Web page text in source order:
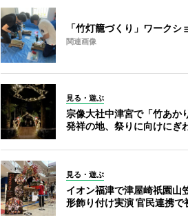
「竹灯籠づくり」ワークシ
関連画像
見る・遊ぶ
宗像大社中津宮で「竹あか
発祥の地、祭りに向けにぎ
見る・遊ぶ
イオン福津で津屋崎祇園山
形飾り付け実演 官民連携で